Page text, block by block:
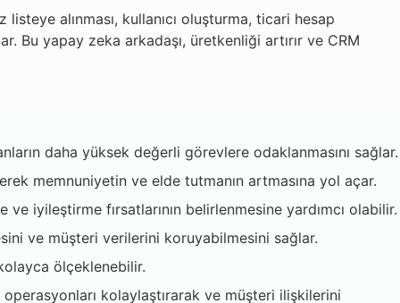
alınması, kullanıcı oluşturma, ticari hesap
Bu yapay zeka arkadaşı, üretkenliği artırır ve CRM
daha yüksek değerli görevlere odaklanmasını sağlar.
memnuniyetin ve elde tutmanın artmasına yol açar.
iyileştirme fırsatlarının belirlenmesine yardımcı olabilir.
ve müşteri verilerini koruyabilmesini sağlar.
ölçeklenebilir.
kolaylaştırarak ve müşteri ilişkilerini